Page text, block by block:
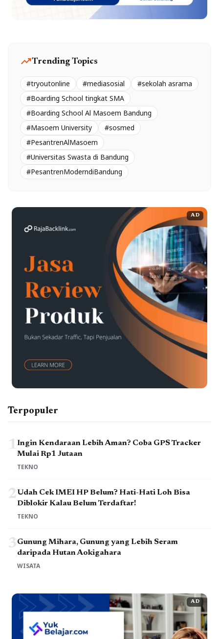
trending_upTrending Topics
#tryoutonline #mediasosial
#sekolah asrama
#Boarding School tingkat SMA
#Boarding School Al Masoem Bandung
#Masoem University
#sosmed
#PesantrenAlMasoem
#Universitas Swasta di Bandung
#PesantrenModerndiBandung
AD
Terpopuler
1Ingin Kendaraan Lebih Aman? Coba GPS Tracker
Mulai Rp1 Jutaan
TEKNO
2Udah Cek IMEI HP Belum? Hati-Hati Loh Bisa
Diblokir Kalau Belum Terdaftar!
TEKNO
3Gunung Mihara, Gunung yang Lebih Seram
daripada Hutan Aokigahara
WISATA
AD